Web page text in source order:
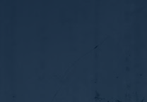
Переулки